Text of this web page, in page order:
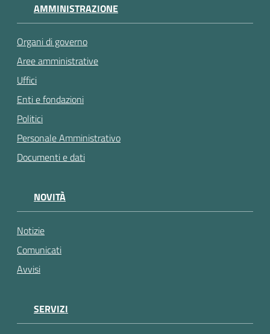
AMMINISTRAZIONE
Organi di governo
Aree amministrative
Uffici
Enti e fondazioni
Politici
Personale Amministrativo
Documenti e dati
NOVITÀ
Notizie
Comunicati
Avvisi
SERVIZI